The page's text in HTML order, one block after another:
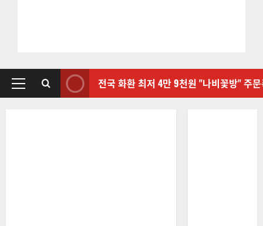
기
전국 화환 최저 4만 9천원 "나비꽃방" 주